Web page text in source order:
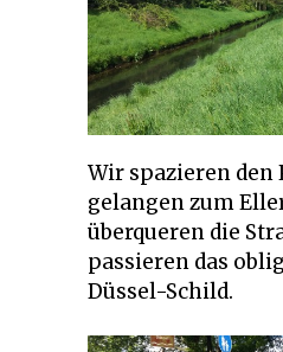
Wir spazieren den
gelangen zum
überqueren die
passieren das
Düssel-Schild.